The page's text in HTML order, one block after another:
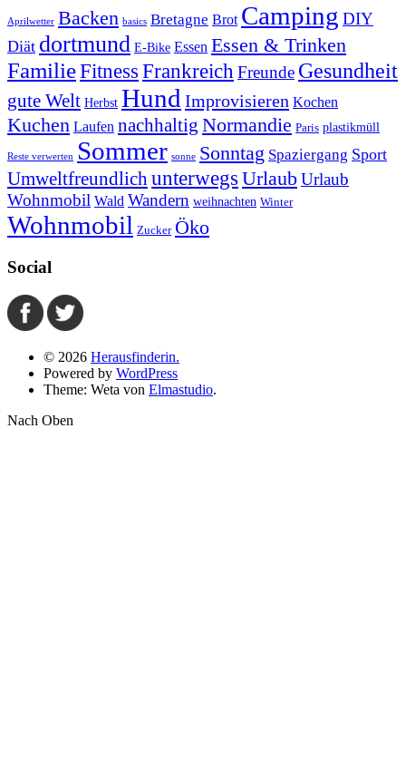
Aprilwetter Backen basics Bretagne Brot Camping DIY
Diät dortmund E-Bike Essen Essen & Trinken
FamilieFitness FrankreichFreunde Gesundheit
gute Welt Herbst Hund Improvisieren Kochen
Kuchen Laufen nachhaltig Normandie Paris plastikmüll
Reste verwerten Sommer sonne Sonntag Spaziergang Sport
Umweltfreundlichunterwegs UrlaubUrlaub
Wohnmobil Wald Wandern weihnachten Winter
Wohnmobil Zucker Öko
Social
© 2026 Herausfinderin.
Powered by WordPress
Theme: Weta von Elmastudio.
Nach Oben